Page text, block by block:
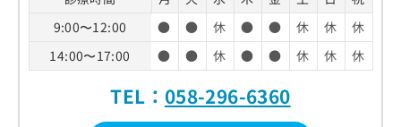
9:00〜12:00
● ● 休 ● ● 休 休
休
14:00〜17:00
● ● 休 ● ● 休 休 休
TEL： 058-296-6360